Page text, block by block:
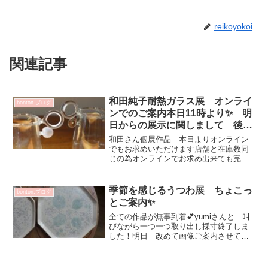
reikoyokoi
関連記事
bonton.ブログ
和田純子耐熱ガラス展 オンライ
ンでのご案内本日11時より✨ 明
日からの展示に関しまして 後ほ
どご案内☆
和田さん個展作品 本日よりオンライン
でもお求めいただけます店舗と在庫数同
じの為オンラインでお求め出来ても完売
っておりますがお楽しみいただければ嬉
しいです💕サイズ表記させ...
bonton.ブログ
季節を感じるうつわ展 ちょこっ
とご案内✨
全ての作品が無事到着💕yumiさんと 叫
びながら一つ一つ取り出し採寸終了しま
した！明日 改めて画像ご案内させてい